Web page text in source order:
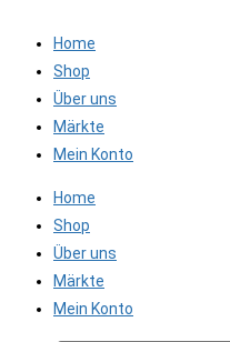
Home
Shop
Über uns
Märkte
Mein Konto
Home
Shop
Über uns
Märkte
Mein Konto